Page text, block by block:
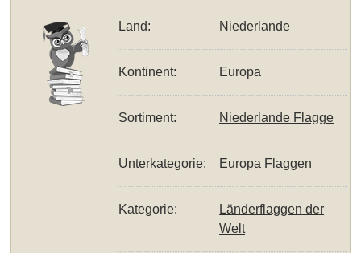
Land: Niederlande
Kontinent: Europa
Sortiment: Niederlande Flagge
Unterkategorie: Europa Flaggen
Kategorie:
Länderflaggen der
Welt